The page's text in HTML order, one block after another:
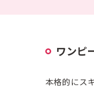
ワンピ
本格的にス